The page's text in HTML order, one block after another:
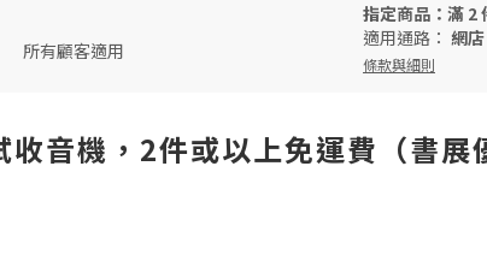
所有顧客適用
指定商品：滿 2
適用通路： 網店
條款與細則
收音機，2件或以上免運費（書展